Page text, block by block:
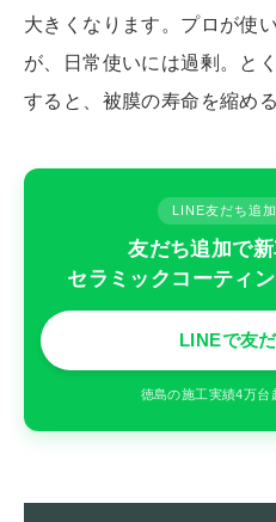
大きくなります。プロが使
が、日常使いには過剰。と
すると、被膜の寿命を縮め
LINE友だち追
友だち追加で
セラミックコーティ
LINEで友
徳島の施工実績4万